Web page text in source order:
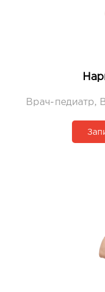
Врач-педиатр,